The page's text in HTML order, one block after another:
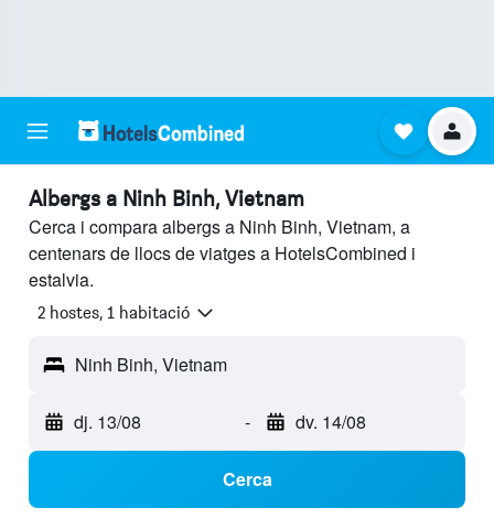
Albergs a Ninh Binh, Vietnam
Cerca i compara albergs a Ninh Binh, Vietnam, a
centenars de llocs de viatges a HotelsCombined i
estalvia.
2 hostes, 1 habitació
Ninh Binh, Vietnam
dj. 13/08 - dv. 14/08
Cerca